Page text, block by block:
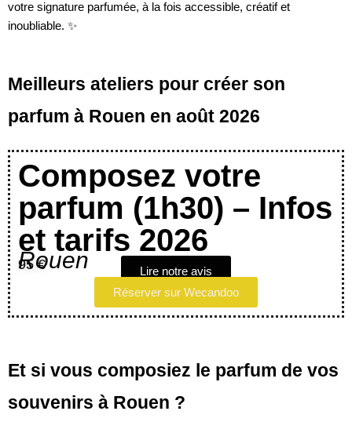
votre signature parfumée, à la fois accessible, créatif et
inoubliable. ✨
Meilleurs ateliers pour créer son
parfum à Rouen en août 2026
Composez votre
parfum (1h30) – Infos
et tarifs 2026
Rouen
95 €
Lire notre avis
Réserver sur Wecandoo
Et si vous composiez le parfum de vos
souvenirs à Rouen ?